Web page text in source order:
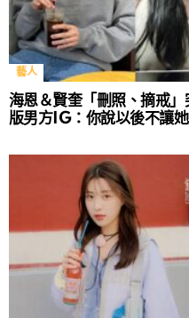
藝人
海恩＆賢奎「刪照、摘戒
版男方IG：你說以後不讓